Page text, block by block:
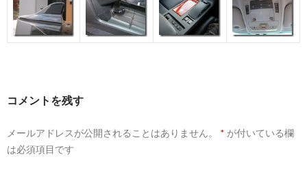
コメントを残す
メールアドレスが公開されることはありません。 * が付いている欄
は必須項目です